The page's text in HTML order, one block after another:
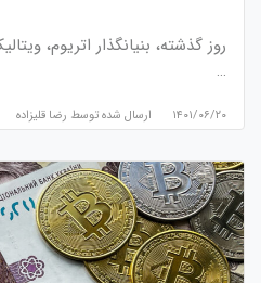
…
۱۴۰۱/۰۶/۲۰ ارسال شده توسط رضا قلیزاده